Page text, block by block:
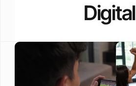
Digital